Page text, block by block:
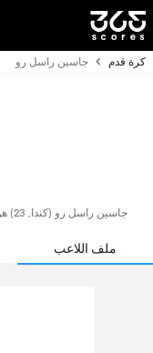
كرة قدم جاسين راسل رو
جاسين راسل رو (كندا, 23) هو لاعب كرة قدم, يلعب حاليًا لصالح تولوز في فرنسا.
ملف اللاعب